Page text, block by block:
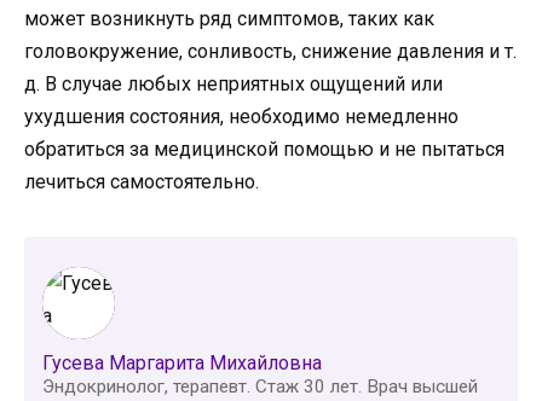
может возникнуть ряд симптомов, таких как
головокружение, сонливость, снижение давления и т.
д. В случае любых неприятных ощущений или
ухудшения состояния, необходимо немедленно
обратиться за медицинской помощью и не пытаться
лечиться самостоятельно.
Гусева Маргарита Михайловна
Эндокринолог, терапевт. Стаж 30 лет. Врач высшей